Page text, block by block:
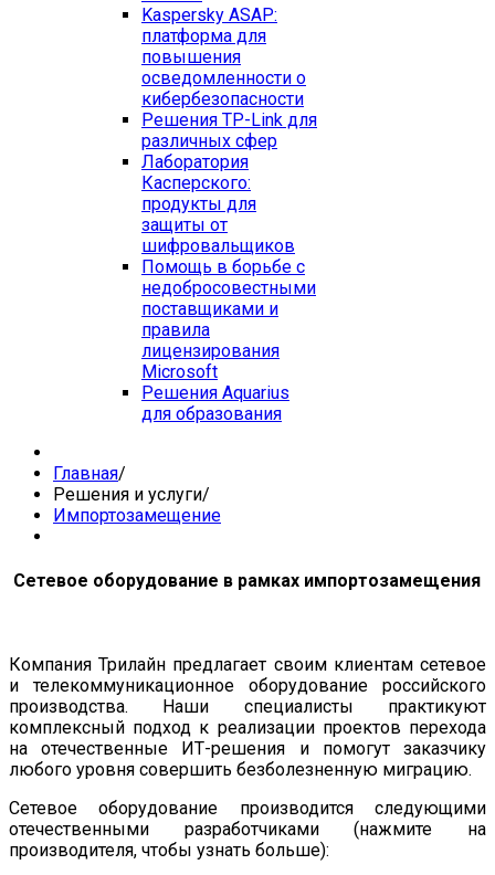
Kaspersky ASAP:
платформа для
повышения
осведомленности о
кибербезопасности
Решения TP-Link для
различных сфер
Лаборатория
Касперского:
продукты для
защиты от
шифровальщиков
Помощь в борьбе с
недобросовестными
поставщиками и
правила
лицензирования
Microsoft
Решения Aquarius
для образования
Главная/
Решения и услуги/
Импортозамещение
Сетевое оборудование в рамках импортозамещения
Компания Трилайн предлагает своим клиентам сетевое
и телекоммуникационное оборудование российского
производства. Наши специалисты практикуют
комплексный подход к реализации проектов перехода
на отечественные ИТ-решения и помогут заказчику
любого уровня совершить безболезненную миграцию.
Сетевое оборудование производится следующими
отечественными разработчиками (нажмите на
производителя, чтобы узнать больше):